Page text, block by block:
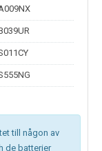
till någon av
de batterier